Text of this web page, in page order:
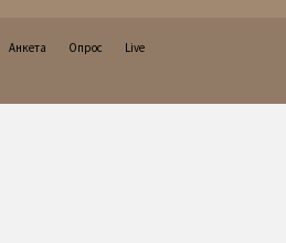
Анкета Опрос Live